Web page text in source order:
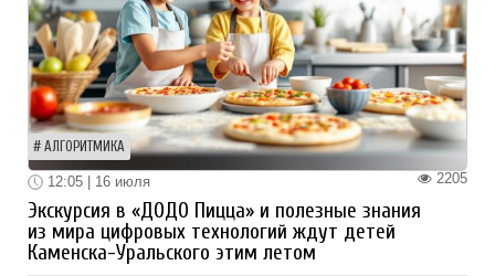
АЛГОРИТМИКА
2205
12:05 | 16 июля
Экскурсия в «ДОДО Пицца» и полезные знания
из мира цифровых технологий ждут детей
Каменска-Уральского этим летом